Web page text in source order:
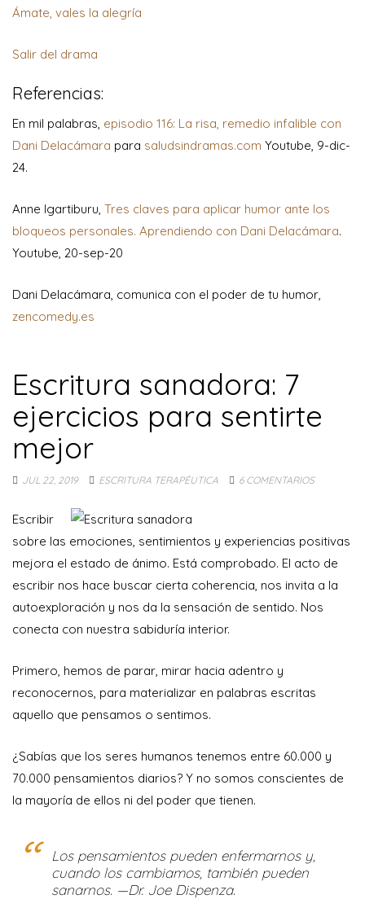
Ámate, vales la alegría
Salir del drama
Referencias:
En mil palabras, episodio 116: La risa, remedio infalible con
Dani Delacámara para saludsindramas.com Youtube, 9-dic-
24.
Anne Igartiburu, Tres claves para aplicar humor ante los
bloqueos personales. Aprendiendo con Dani Delacámara.
Youtube, 20-sep-20
Dani Delacámara, comunica con el poder de tu humor,
zencomedy.es
Escritura sanadora: 7
ejercicios para sentirte
mejor
JUL 22, 2019 ESCRITURA TERAPÉUTICA 6 COMENTARIOS
Escribir
sobre las emociones, sentimientos y experiencias positivas
mejora el estado de ánimo. Está comprobado. El acto de
escribir nos hace buscar cierta coherencia, nos invita a la
autoexploración y nos da la sensación de sentido. Nos
conecta con nuestra sabiduría interior.
Primero, hemos de parar, mirar hacia adentro y
reconocernos, para materializar en palabras escritas
aquello que pensamos o sentimos.
¿Sabías que los seres humanos tenemos entre 60.000 y
70.000 pensamientos diarios? Y no somos conscientes de
la mayoría de ellos ni del poder que tienen.
Los pensamientos pueden enfermarnos y,
cuando los cambiamos, también pueden
sanarnos. —Dr. Joe Dispenza.